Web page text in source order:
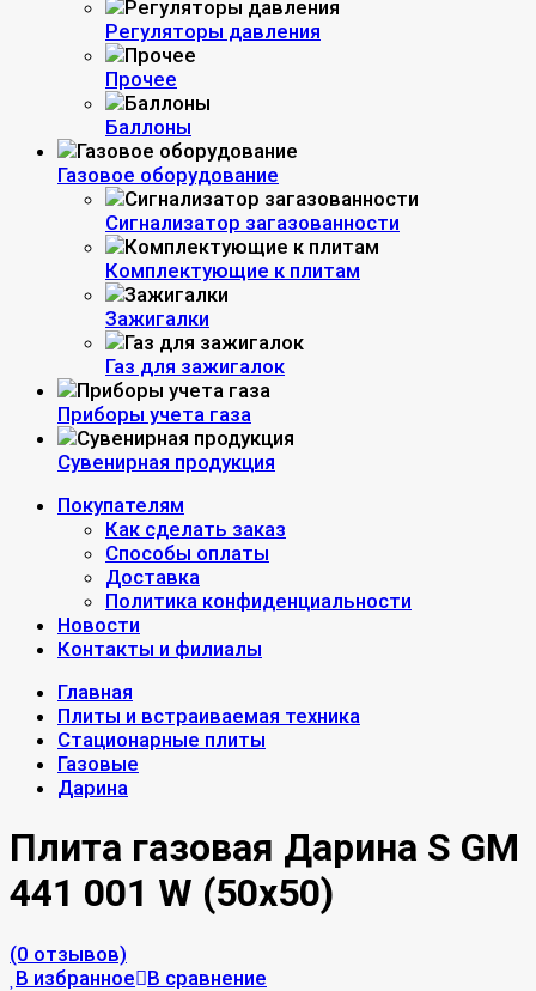
Регуляторы давления
Прочее
Баллоны
Газовое оборудование
Сигнализатор загазованности
Комплектующие к плитам
Зажигалки
Газ для зажигалок
Приборы учета газа
Сувенирная продукция
Покупателям
Как сделать заказ
Способы оплаты
Доставка
Политика конфиденциальности
Новости
Контакты и филиалы
Главная
Плиты и встраиваемая техника
Стационарные плиты
Газовые
Дарина
Плита газовая Дарина S GM
441 001 W (50х50)
(0 отзывов)
В избранное В сравнение